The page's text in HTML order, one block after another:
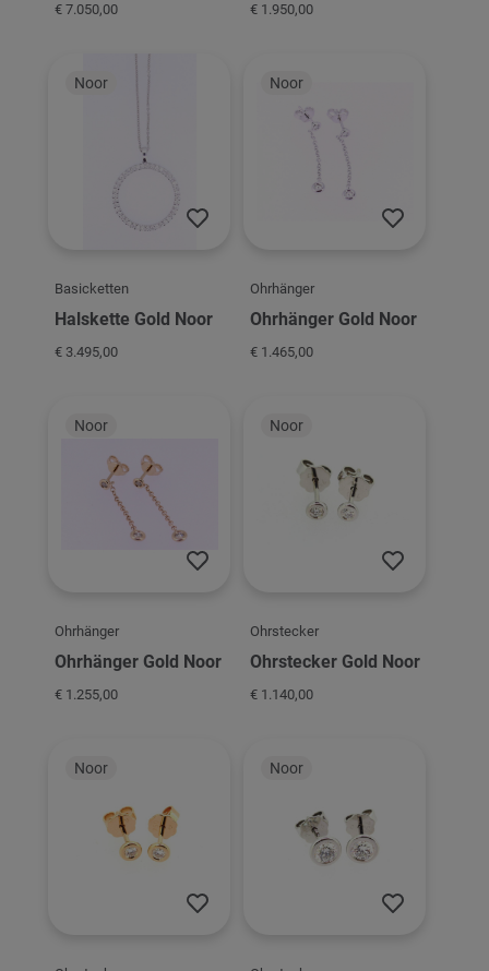
€ 7.050,00 € 1.950,00
Noor
Basicketten
Halskette Gold Noor
€ 3.495,00
Noor
Ohrhänger
Ohrhänger Gold Noor
€ 1.465,00
Noor
Ohrhänger
Ohrhänger Gold Noor
€ 1.255,00
Noor
Ohrstecker
Ohrstecker Gold Noor
€ 1.140,00
Noor Noor